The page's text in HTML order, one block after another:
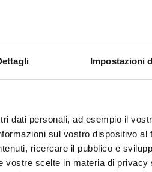
Impostazioni
dati personali, ad esempio il
sul vostro dispositivo al
ricercare il pubblico e
scelte in materia di
collo